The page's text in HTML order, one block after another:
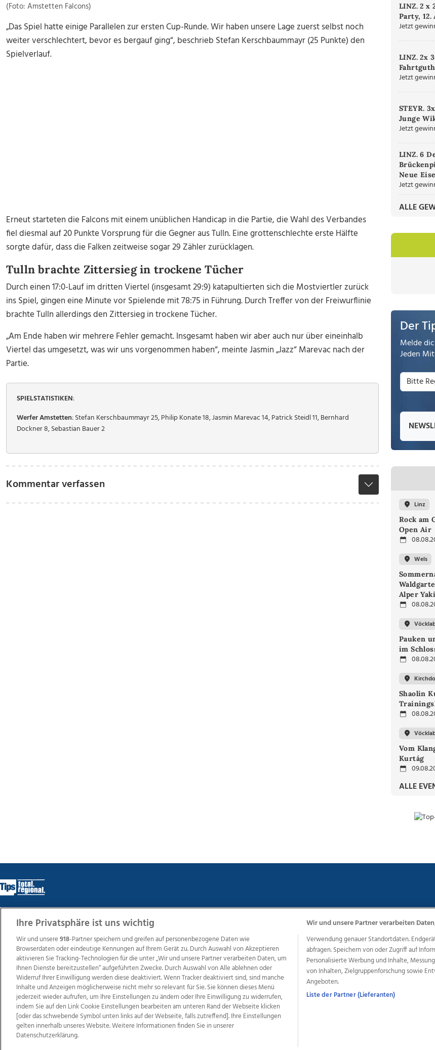
(Foto: Amstetten Falcons)
„Das Spiel hatte einige Parallelen zur ersten Cup-Runde. Wir haben unsere Lage zuerst selbst noch
weiter verschlechtert, bevor es bergauf ging“, beschrieb Stefan Kerschbaummayr (25 Punkte) den
Spielverlauf.
Erneut starteten die Falcons mit einem unüblichen Handicap in die Partie, die Wahl des Verbandes
fiel diesmal auf 20 Punkte Vorsprung für die Gegner aus Tulln. Eine grottenschlechte erste Hälfte
sorgte dafür, dass die Falken zeitweise sogar 29 Zähler zurücklagen.
Tulln brachte Zittersieg in trockene Tücher
Durch einen 17:0-Lauf im dritten Viertel (insgesamt 29:9) katapultierten sich die Mostviertler zurück
ins Spiel, gingen eine Minute vor Spielende mit 78:75 in Führung. Durch Treffer von der Freiwurflinie
brachte Tulln allerdings den Zittersieg in trockene Tücher.
„Am Ende haben wir mehrere Fehler gemacht. Insgesamt haben wir aber auch nur über eineinhalb
Viertel das umgesetzt, was wir uns vorgenommen haben“, meinte Jasmin „Jazz“ Marevac nach der
Partie.
SPIELSTATISTIKEN:
Werfer Amstetten: Stefan Kerschbaummayr 25, Philip Konate 18, Jasmin Marevac 14, Patrick Steidl 11, Bernhard
Dockner 8, Sebastian Bauer 2
Kommentar verfassen
LINZ. 2 x
Party, 12.
Jetzt
LINZ. 2x
Jetzt
STEYR.
Junge
Jetzt
LINZ. 6
Neue
Jetzt
ALLE
Der
Melde
Jeden
Linz
Rock am
Open Air
Wels
Alper
Pauken
im
Shaolin
Vom
Kurtág
ALLE
Kontakt
Weitere Angebote des Medienhauses Wimmer
TV1 di-mog-i.at OÖNow Ischler Woche Life Radio OÖNachrichten OÖN Immobilien
Regionaljobs
wasistlos.at wirtrauern.at
Copyrights © 2026 Tips Zeitungs GmbH & Co KG
Ihre Privatsphäre ist uns wichtig
Wir und unsere918-Partner speichern und greifen auf personenbezogene Daten wie
Browserdaten oder eindeutige Kennungen auf Ihrem Gerät zu. Durch Auswahl von Akzeptieren
aktivieren Sie Tracking-Technologien für die unter „Wir und unsere Partner verarbeiten Daten, um
Ihnen Dienste bereitzustellen“ aufgeführten Zwecke. Durch Auswahl von Alle ablehnen oder
Widerruf Ihrer Einwilligung werden diese deaktiviert. Wenn Tracker deaktiviert sind, sind manche
Inhalte und Anzeigen möglicherweise nicht mehr so relevant für Sie. Sie können dieses Menü
jederzeit wieder aufrufen, um Ihre Einstellungen zu ändern oder Ihre Einwilligung zu widerrufen,
indem Sie auf den Link Cookie Einstellungen bearbeiten am unteren Rand der Webseite klicken
[oder das schwebende Symbol unten links auf der Webseite, falls zutreffend]. Ihre Einstellungen
gelten innerhalb unseres Website. Weitere Informationen finden Sie in unserer
Datenschutzerklärung.
Wir und unsere Partner verarbeiten
Verwendung genauer Standortdaten.
abfragen. Speichern von oder Zugriff auf
Personalisierte Werbung und Inhalte,
von Inhalten, Zielgruppenforschung sowie
Angeboten.
Liste der Partner (Lieferanten)